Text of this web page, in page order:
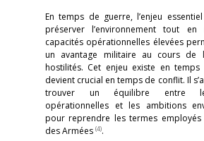
En temps de guerre, l’enjeu
préserver l’environnement tout en
capacités opérationnelles élevées
un avantage militaire au cours de
hostilités. Cet enjeu existe en
devient crucial en temps de conflit. Il
trouver un équilibre entre
opérationnelles et les ambitions
pour reprendre les termes
des Armées (4).